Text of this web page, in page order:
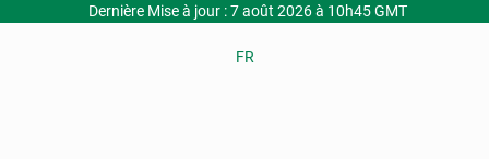
Dernière Mise à jour : 7 août 2026 à 10h45 GMT
FR